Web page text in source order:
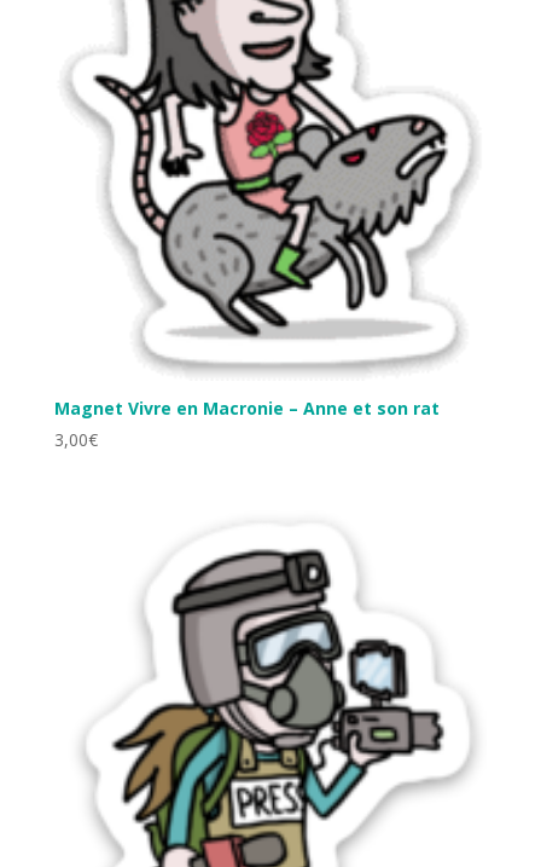
Magnet Vivre en Macronie – Anne et son rat
3,00€